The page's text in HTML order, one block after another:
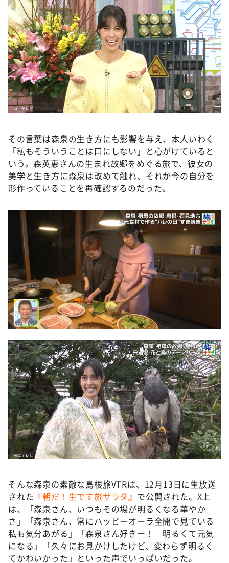
その言葉は森泉の生き方にも影響を与え、本人いわく
「私もそういうことは口にしない」と心がけていると
いう。森英恵さんの生まれ故郷をめぐる旅で、彼女の
美学と生き方に森泉は改めて触れ、それが今の自分を
形作っていることを再確認するのだった。
そんな森泉の素敵な島根旅VTRは、12月13日に生放送
された 『朝だ！生です旅サラダ』 で公開された。X上
は、「森泉さん、いつもその場が明るくなる華やか
さ」「森泉さん、常にハッピーオーラ全開で見ている
私も気分あがる」「森泉さん好きー！ 明るくて元気
になる」「久々にお見かけしたけど、変わらず明るく
てかわいかった」といった声でいっぱいだった。